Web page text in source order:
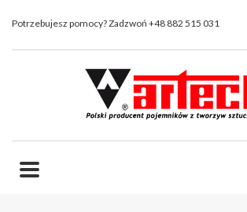
Potrzebujesz pomocy? Zadzwoń +48 882 515 031